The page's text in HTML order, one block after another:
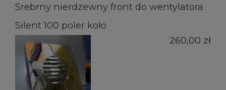
Srebrny nierdzewny front do wentylatora
Silent 100 poler koło
260,00 zł